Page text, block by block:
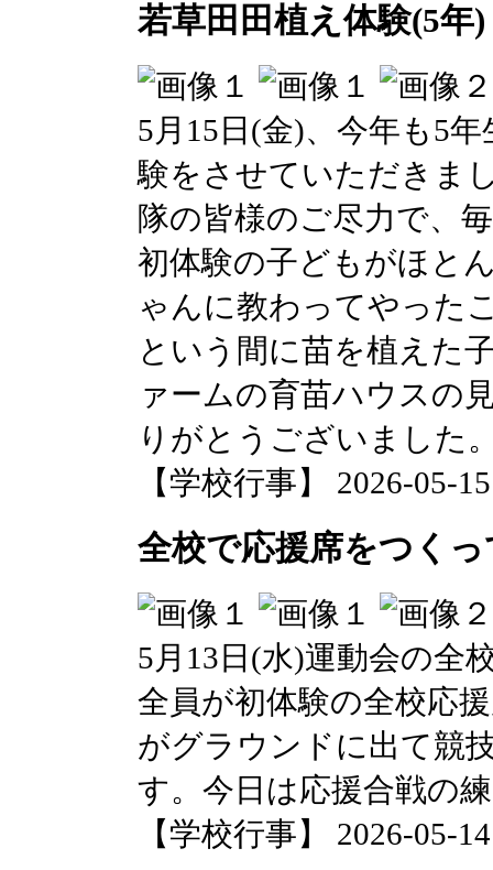
若草田田植え体験(5年)
5月15日(金)、今年も5
験をさせていただきま
隊の皆様のご尽力で、
初体験の子どもがほと
ゃんに教わってやった
という間に苗を植えた
ァームの育苗ハウスの
りがとうございました
【学校行事】 2026-05-
全校で応援席をつく
5月13日(水)運動会の全
全員が初体験の全校応
がグラウンドに出て競
す。今日は応援合戦の
【学校行事】 2026-05-